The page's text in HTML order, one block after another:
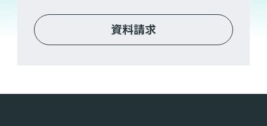
資料請求